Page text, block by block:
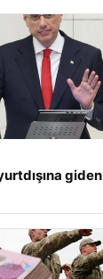
giden